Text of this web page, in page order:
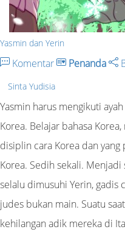
Yasmin dan Yerin
Komentar Penanda
Sinta Yudisia
Yasmin harus mengikuti
Korea. Belajar bahasa
disiplin cara Korea dan
Korea. Sedih sekali.
selalu dimusuhi Yerin, gadis
judes bukan main. Suatu
kehilangan adik mereka di